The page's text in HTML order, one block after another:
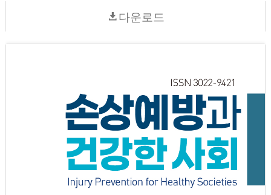
다운로드